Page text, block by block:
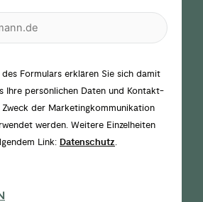
Formulars erklären Sie sich damit
Ihre persönlichen Daten und Kontakt-
der Marketingkommunikation
werden. Weitere Einzelheiten
Link: Datenschutz.